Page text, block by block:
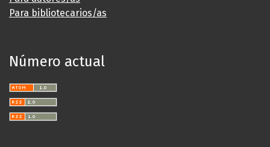
Para bibliotecarios/as
Número actual